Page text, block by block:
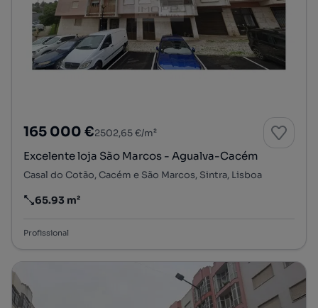
165 000 €2502,65 €/m²
Excelente loja São Marcos - Agualva-Cacém
Casal do Cotão, Cacém e São Marcos, Sintra, Lisboa
Preço por metro quadrado
65.93 m²
Profissional